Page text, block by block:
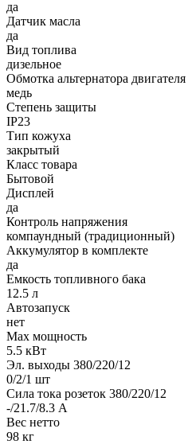
да
Датчик масла
да
Вид топлива
дизельное
Обмотка альтернатора двигателя
медь
Степень защиты
IP23
Тип кожуха
закрытый
Класс товара
Бытовой
Дисплей
да
Контроль напряжения
компаундный (традиционный)
Аккумулятор в комплекте
да
Емкость топливного бака
12.5 л
Автозапуск
нет
Max мощность
5.5 кВт
Эл. выходы 380/220/12
0/2/1 шт
Сила тока розеток 380/220/12
-/21.7/8.3 А
Вес нетто
98 кг